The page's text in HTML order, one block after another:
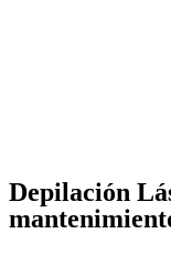
Depilación